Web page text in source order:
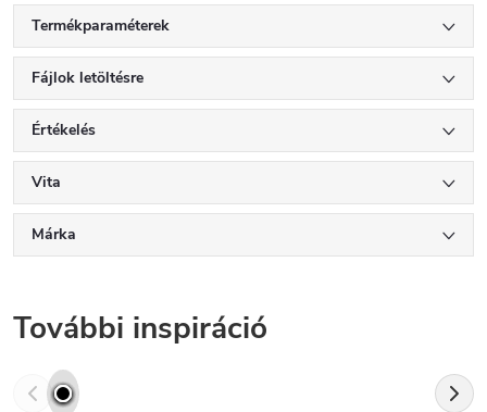
Termékparaméterek
Fájlok letöltésre
Értékelés
Vita
Márka
További inspiráció